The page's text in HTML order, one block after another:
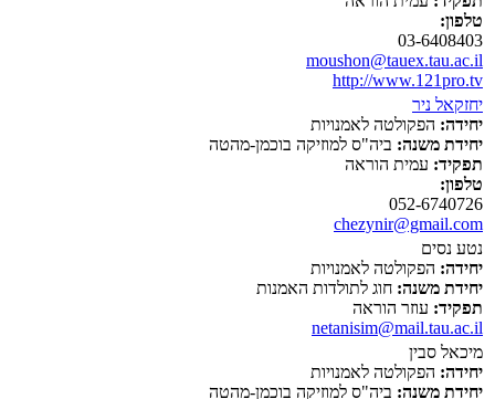
טלפון:
03-6408403
moushon@tauex.tau.ac.il
http://www.121pro.tv
יחזקאל ניר
יחידה: הפקולטה לאמנויות
יחידת משנה: ביה"ס למוזיקה בוכמן-מהטה
תפקיד: עמית הוראה
טלפון:
052-6740726
chezynir@gmail.com
נטע נסים
יחידה: הפקולטה לאמנויות
יחידת משנה: חוג לתולדות האמנות
תפקיד: עוזר הוראה
netanisim@mail.tau.ac.il
מיכאל סבין
יחידה: הפקולטה לאמנויות
יחידת משנה: ביה"ס למוזיקה בוכמן-מהטה